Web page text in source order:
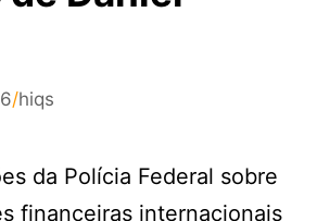
/hiqs
da Polícia Federal sobre
financeiras internacionais